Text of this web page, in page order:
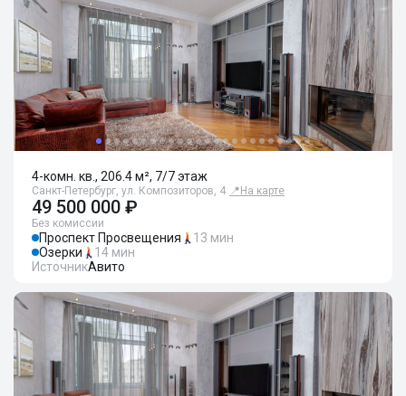
4-комн. кв., 206.4 м², 7/7 этаж
Санкт-Петербург, ул. Композиторов, 4 📍 На карте
49 500 000 ₽
Без комиссии
Проспект Просвещения
13 мин
Озерки
14 мин
ИсточникАвито